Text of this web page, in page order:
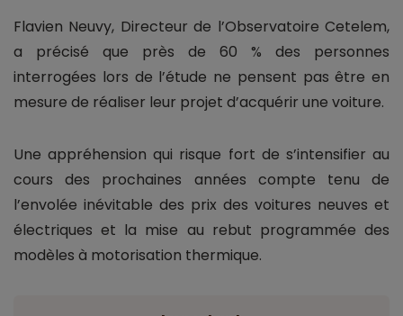
Flavien Neuvy, Directeur de l’Observatoire Cetelem,
a précisé que près de 60 % des personnes
interrogées lors de l’étude ne pensent pas être en
mesure de réaliser leur projet d’acquérir une voiture.
Une appréhension qui risque fort de s’intensifier au
cours des prochaines années compte tenu de
l’envolée inévitable des prix des voitures neuves et
électriques et la mise au rebut programmée des
modèles à motorisation thermique.